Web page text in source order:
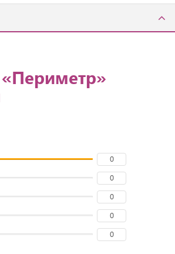
0
0
0
0
0